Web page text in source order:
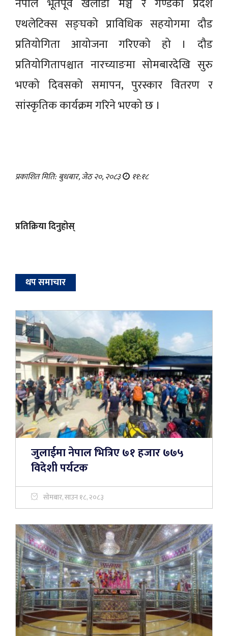
नेपाल भूतपूर्व खेलाडी मञ्च र गण्डकी प्रदेश
एथलेटिक्स सङ्घको प्राविधिक सहयोगमा दौड
प्रतियोगिता आयोजना गरिएको हो । दौड
प्रतियोगितापश्चात नारच्याङमा सोमबारदेखि सुरु
भएको दिवसको समापन, पुरस्कार वितरण र
सांस्कृतिक कार्यक्रम गरिने भएको छ ।
प्रकाशित मिति: बुधबार, जेठ २०, २०८३ ११:१८
प्रतिक्रिया दिनुहोस्
थप समाचार
जुलाईमा नेपाल भित्रिए ७१ हजार ७७५
विदेशी पर्यटक
सोमबार, साउन १८, २०८३